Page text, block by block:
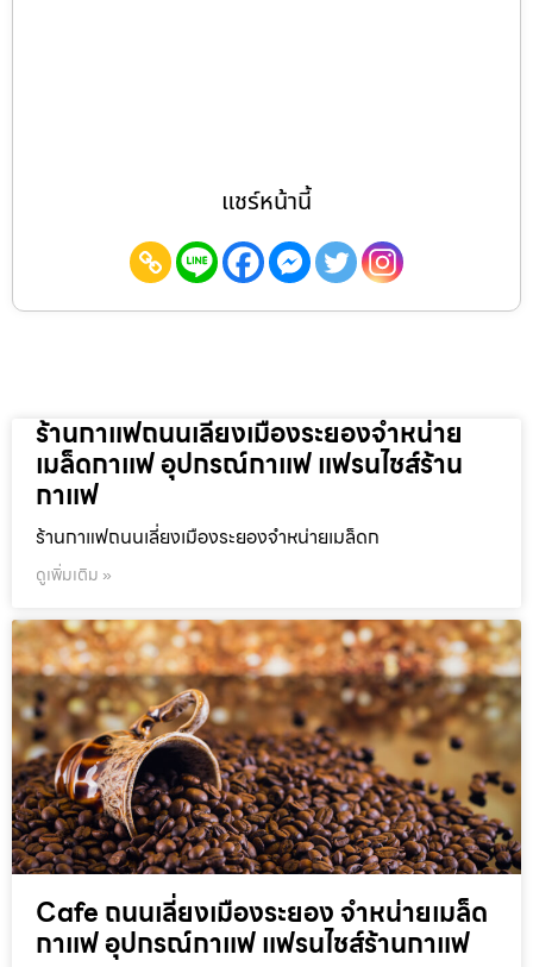
แชร์หน้านี้
ร้านกาแฟถนนเลี่ยงเมืองระยองจำหน่าย
เมล็ดกาแฟ อุปกรณ์กาแฟ แฟรนไชส์ร้าน
กาแฟ
ร้านกาแฟถนนเลี่ยงเมืองระยองจำหน่ายเมล็ดก
ดูเพิ่มเติม »
Cafe ถนนเลี่ยงเมืองระยอง จำหน่ายเมล็ด
กาแฟ อุปกรณ์กาแฟ แฟรนไชส์ร้านกาแฟ